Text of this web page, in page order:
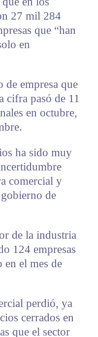
27 mil 284
que “han
en
de empresa que
cifra pasó de 11
en octubre,
ha sido muy
comercial y
de
de la industria
124 empresas
en el mes de
perdió, ya
cerrados en
que el sector